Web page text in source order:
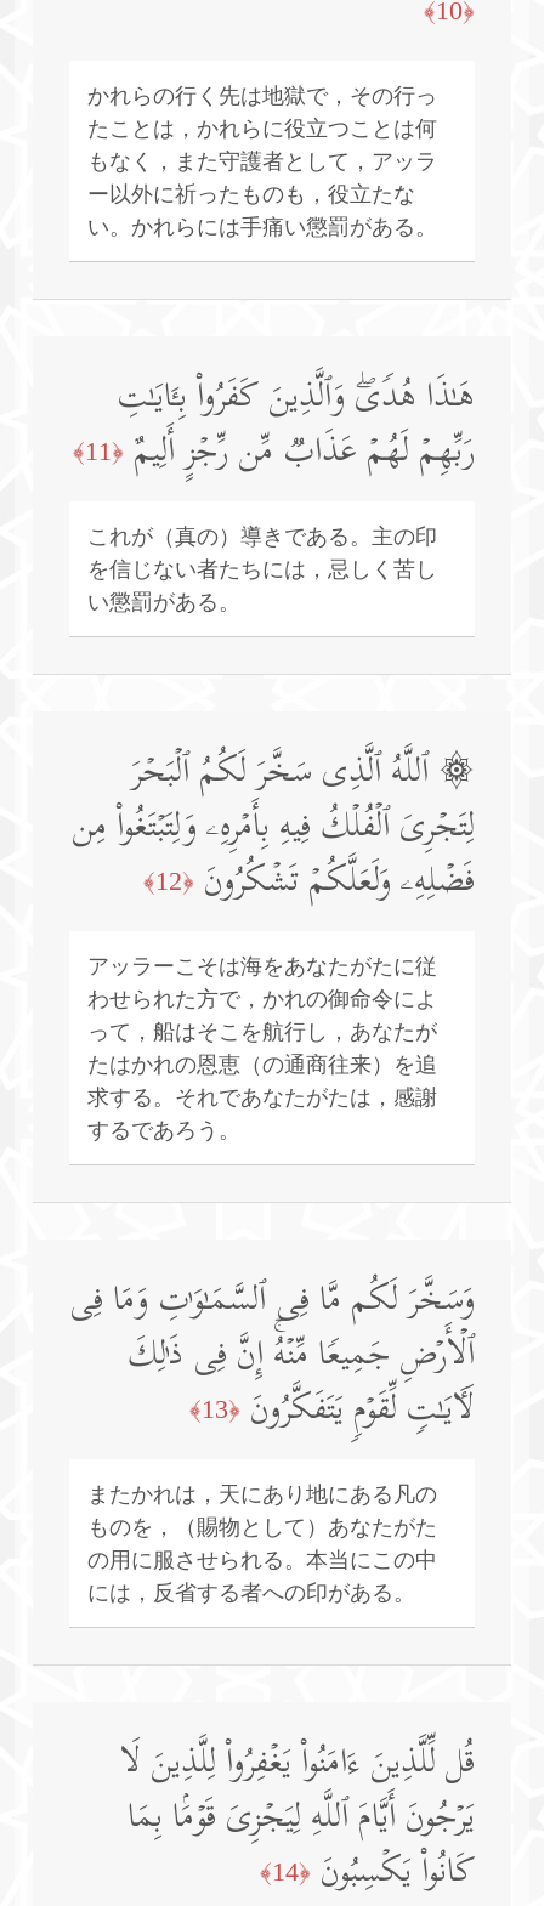
﴿10﴾
かれらの行く先は地獄で，その行っ
たことは，かれらに役立つことは何
もなく，また守護者として，アッラ
ー以外に祈ったものも，役立たな
い。かれらには手痛い懲罰がある。
هَـٰذَا هُدࣰىۖ وَٱلَّذِینَ كَفَرُوا۟ بِـَٔایَـٰتِ
رَبِّهِمۡ لَهُمۡ عَذَابࣱ مِّن رِّجۡزٍ أَلِیمٌ ﴿11﴾
これが（真の）導きである。主の印
を信じない者たちには，忌しく苦し
い懲罰がある。
۞ ٱللَّهُ ٱلَّذِی سَخَّرَ لَكُمُ ٱلۡبَحۡرَ
لِتَجۡرِیَ ٱلۡفُلۡكُ فِیهِ بِأَمۡرِهِۦ وَلِتَبۡتَغُوا۟ مِن
فَضۡلِهِۦ وَلَعَلَّكُمۡ تَشۡكُرُونَ ﴿12﴾
アッラーこそは海をあなたがたに従
わせられた方で，かれの御命令によ
って，船はそこを航行し，あなたが
たはかれの恩恵（の通商往来）を追
求する。それであなたがたは，感謝
するであろう。
وَسَخَّرَ لَكُم مَّا فِی ٱلسَّمَـٰوَ ٰ⁠تِ وَمَا فِی
ٱلۡأَرۡضِ جَمِیعࣰا مِّنۡهُۚ إِنَّ فِی ذَ ٰ⁠لِكَ
لَـَٔایَـٰتࣲ لِّقَوۡمࣲ یَتَفَكَّرُونَ ﴿13﴾
またかれは，天にあり地にある凡の
ものを，（賜物として）あなたがた
の用に服させられる。本当にこの中
には，反省する者への印がある。
قُل لِّلَّذِینَ ءَامَنُوا۟ یَغۡفِرُوا۟ لِلَّذِینَ لَا
یَرۡجُونَ أَیَّامَ ٱللَّهِ لِیَجۡزِیَ قَوۡمَۢا بِمَا
كَانُوا۟ یَكۡسِبُونَ ﴿14﴾